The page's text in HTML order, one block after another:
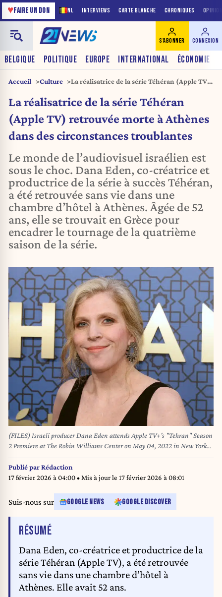
NL INTERVIEWS CARTE BLANCHE CHRONIQUES
♥FAIRE UN DON
BELGIQUE POLITIQUE EUROPE INTERNATIONAL ÉCONOMIE
S'ABONNER CONNEXION
Accueil Culture
La réalisatrice de la série Téhéran (Apple TV)
circonstances troublantes
La réalisatrice de la série Téhéran
(Apple TV) retrouvée morte à Athènes
dans des circonstances troublantes
Le monde de l’audiovisuel israélien est
sous le choc. Dana Eden, co-créatrice et
productrice de la série à succès Téhéran,
a été retrouvée sans vie dans une
chambre d’hôtel à Athènes. Âgée de 52
ans, elle se trouvait en Grèce pour
encadrer le tournage de la quatrième
saison de la série.
(FILES) Israeli producer Dana Eden attends Apple TV+'s "Tehran" Season
2 Premiere at The Robin Williams Center on May 04, 2022 in New York
City. Dana Eden, the Israeli producer of the series “Tehran,” was found
dead in her hotel room in a suspected suicide in central Athens, Greek
police told AFP on February 16, 2026. Dia DIPASUPIL / GETTY IMAGES
Publié parRédaction
17 février 2026 à 04:00• Mis à jour le 17 février 2026 à 08:01
Suis-nous sur GOOGLE NEWS GOOGLE DISCOVER
RÉSUMÉDE L'ARTICLE
Dana Eden, co-créatrice et productrice de la
série Téhéran (Apple TV), a été retrouvée
sans vie dans une chambre d’hôtel à
Athènes. Elle avait 52 ans.